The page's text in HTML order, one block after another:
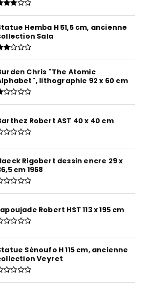
Hemba H 51,5 cm, ancienne
Sala
Chris "The Atomic
lithographie 92 x 60 cm
Robert AST 40 x 40 cm
Rigobert dessin encre 29 x
cm 1968
Robert HST 113 x 195 cm
Sénoufo H 115 cm, ancienne
Veyret